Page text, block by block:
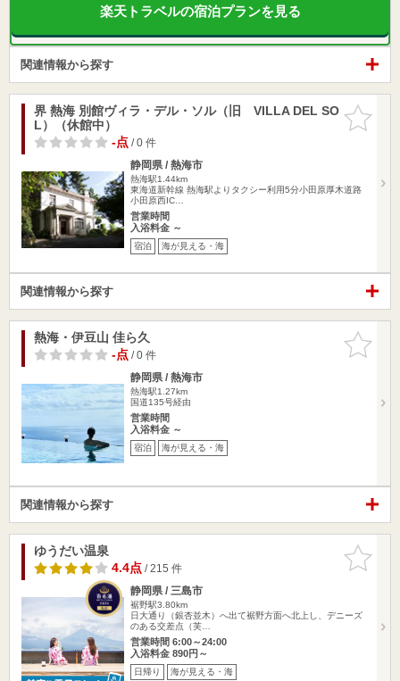
楽天トラベルの宿泊プランを見る
関連情報から探す
お気に入
りに追加
界 熱海 別館ヴィラ・デル・ソル（旧 VILLA DEL SO
L）（休館中）
-点/ 0 件
静岡県 / 熱海市
熱海駅1.44km
東海道新幹線 熱海駅よりタクシー利用5分小田原厚木道路
小田原西IC…
営業時間
入浴料金 ～
宿泊 海が見える・海
関連情報から探す
お気に入
りに追加
熱海・伊豆山 佳ら久
-点/ 0 件
静岡県 / 熱海市
熱海駅1.27km
国道135号経由
営業時間
入浴料金 ～
宿泊 海が見える・海
関連情報から探す
お気に入
りに追加
ゆうだい温泉
4.4点/ 215 件
静岡県 / 三島市
裾野駅3.80km
日大通り（銀杏並木）へ出て裾野方面へ北上し、デニーズ
のある交差点（芙…
営業時間 6:00～24:00
入浴料金 890円～
日帰り 海が見える・海